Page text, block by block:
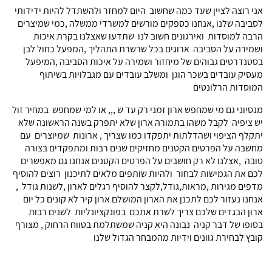
אני רוצה לציין שעד כמה שחשוב היום למחזר ולהשתדל להיות ידידותי
לסביבה שלנו ,אנחנו כספקים מורשים למשרדי ממשלה ,כמי שמיצרים
הרבה למוסדות ואירגונים חשוב לנו שתדעו שאצלנו בקרת איכות
ושמירה על הסביבה ארוגים בכל שרשרת התהליך ,המפעל כחול לבן
בסטנדרטים גבוהים של מיחזור ושמירה על איכות הסביבה ,המיפעל
מעסיק עובדים בשכר הוגן ומשלב עובדים עם מגבלויות בשיתוף
המוסדות הרלונטים
מנסיוני גם מי שמחפש ארון זמני רק עד ש ,,, או למי שמחפש במחיר זול
יש ציפיה לקבל משהו בתמורה ארון שלא יתפרק בשנה הראשונה שלא
יתקלף הציפוי ושהדלתות יתפקדו כמו שצריך , ארונות שמיוצרים עם
מחשבה על הפרטים הקטנים מחזיקים שנים רבות ומתפקדים בצורה
טובה ,אצלנו לא רק חושבים על הפרטים הקטנים אנחנו גם מאפשרים
לכם את הגמישות לבחור ולהיות שותפים מלאים לתיכנון רוצים להוסיף
מדפים מגירות ,מראות,גודל,לקצר להוסיף רגלים לארון ,לשנות גודל ,
אנחנו נעזור לכם לתכנן את הארון המושלם ארון קיר לא קונים כל יום
ארון הבגדים שלכם צריך לשרת אתכם בפונקציונליות לשנים רבות
בסופו של דבר קניה נבונה היא קניה שמשתלמת בטווח הרחוק , מצורף
קובץ לבחירת גוונים וידיות מהמבחר הגדול שלנו